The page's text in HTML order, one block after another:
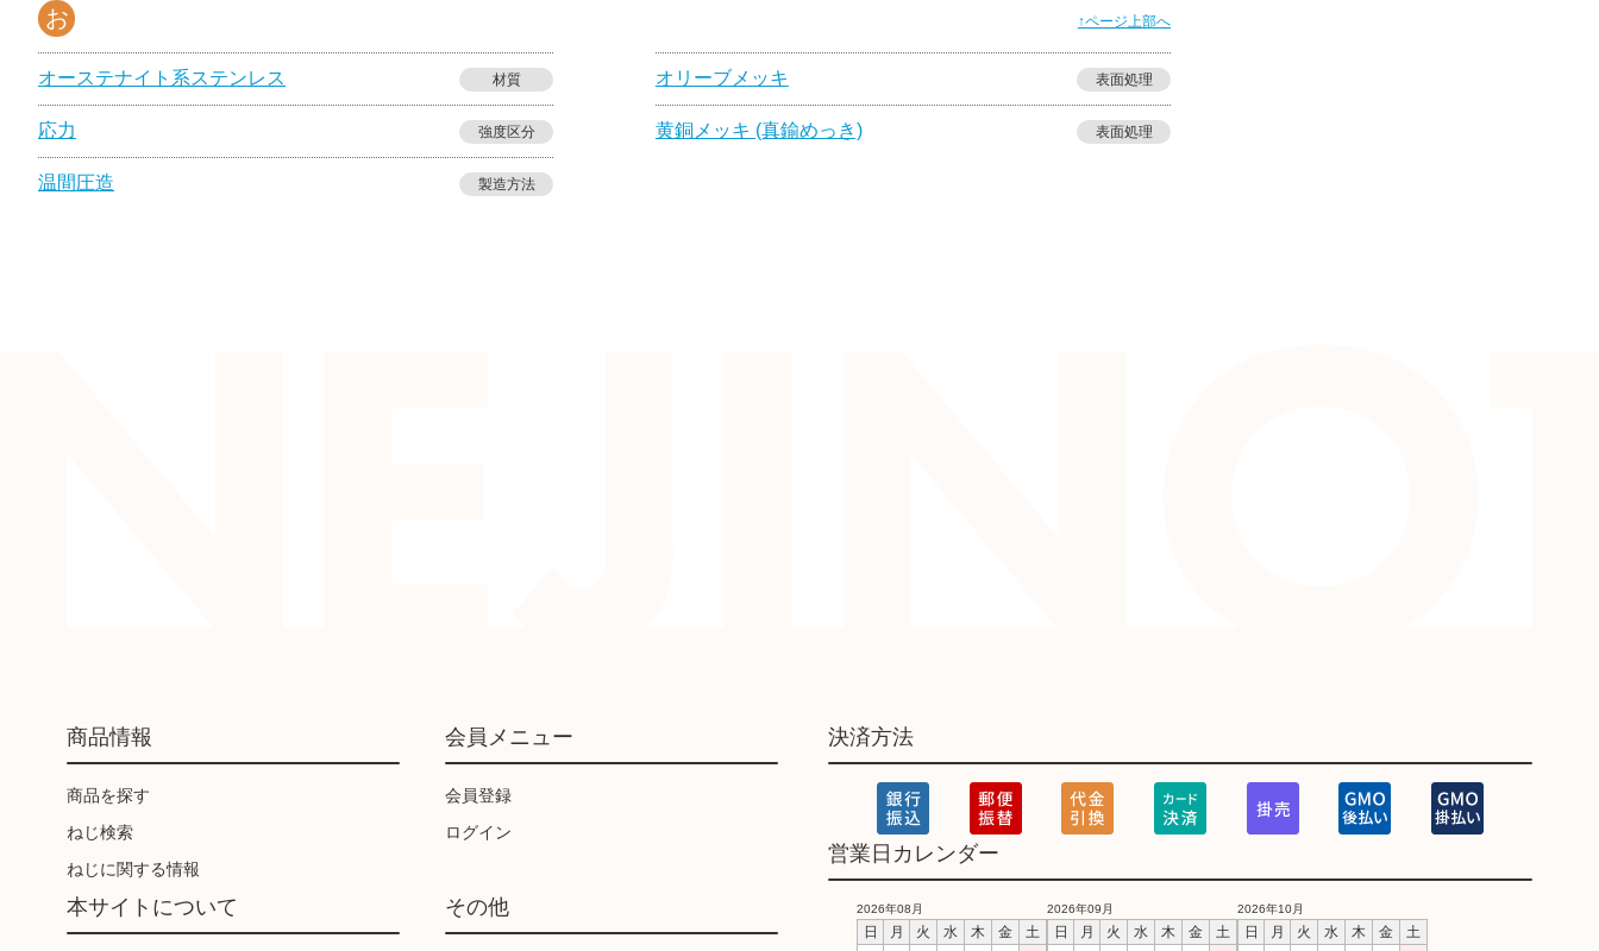
お ↑ページ上部へ
オーステナイト系ステンレス 材質 オリーブメッキ 表面処理
応力 強度区分 黄銅メッキ (真鍮めっき) 表面処理
温間圧造 製造方法
商品情報
商品を探す
ねじ検索
ねじに関する情報
会員メニュー
会員登録
ログイン
本サイトについて その他
決済方法
営業日カレンダー
2026年08月
日 月 火 水 木 金
土
2026年09月
日 月 火 水 木 金
土
2026年10月
日 月 火 水 木 金
土